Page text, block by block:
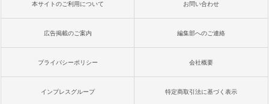
本サイトのご利用について お問い合わせ
広告掲載のご案内 編集部へのご連絡
プライバシーポリシー 会社概要
インプレスグループ 特定商取引法に基づく表示